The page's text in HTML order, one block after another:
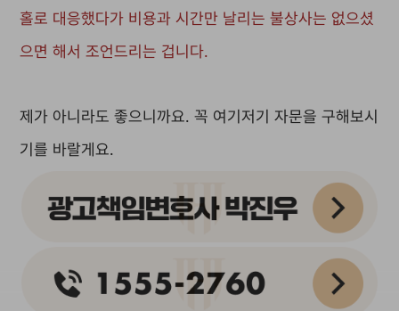
홀로 대응했다가 비용과 시간만 날리는 불상사는 없으셨
으면 해서 조언드리는 겁니다.
제가 아니라도 좋으니까요. 꼭 여기저기 자문을 구해보시
기를 바랄게요.